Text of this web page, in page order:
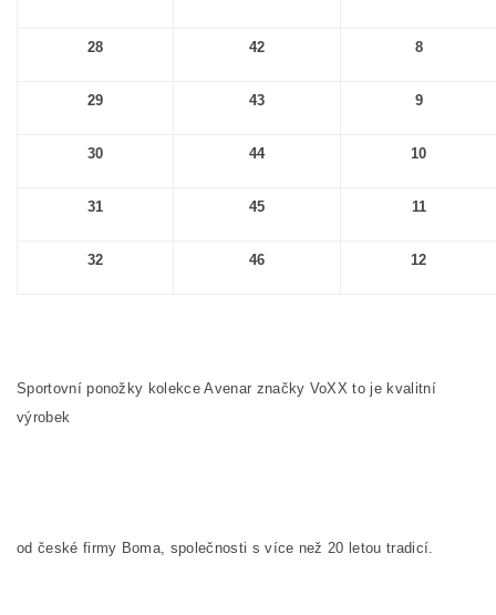
28 42 8
29 43 9
30 44 10
31 45 11
32 46 12
Sportovní ponožky kolekce Avenar značky VoXX to je kvalitní
výrobek
od české firmy Boma, společnosti s více než 20 letou tradicí.